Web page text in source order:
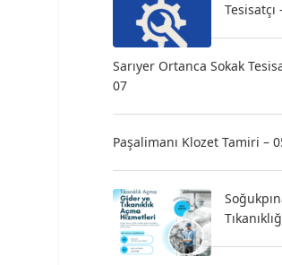
Tesisatçı
Sarıyer Ortanca Sokak
07
Paşalimanı Klozet Tamiri –